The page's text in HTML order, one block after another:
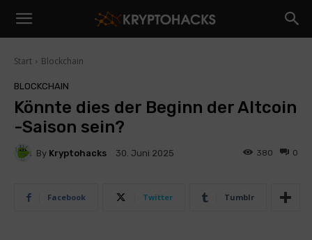
Start Blockchain
BLOCKCHAIN
Könnte dies der Beginn der Altcoin
-Saison sein?
By Kryptohacks 30. Juni 2025 0
380
Facebook Twitter Tumblr